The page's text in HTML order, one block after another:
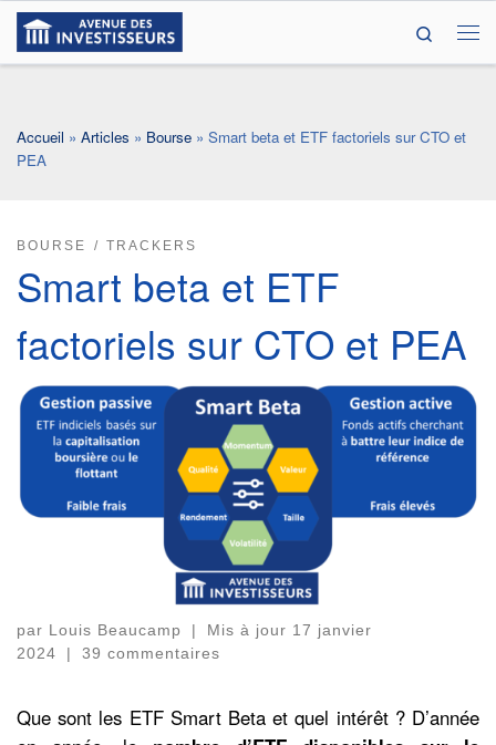
Passer au contenu
Search
Accueil » Articles » Bourse » Smart beta et ETF factoriels sur CTO et
PEA
BOURSE TRACKERS
Smart beta et ETF
factoriels sur CTO et PEA
par Louis Beaucamp | Mis à jour 17 janvier
2024
| 39 commentaires
Que sont les ETF Smart Beta et quel intérêt ? D’année